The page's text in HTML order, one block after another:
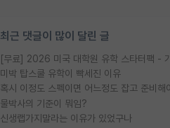
최근 댓글이 많이 달린 글
미박 탑스쿨 유학이 빡세진 이유
혹시 이정도 스펙이면 어느정도 잡고 준비해
물박사의 기준이 뭐임?
신생랩가지말라는 이유가 있었구나